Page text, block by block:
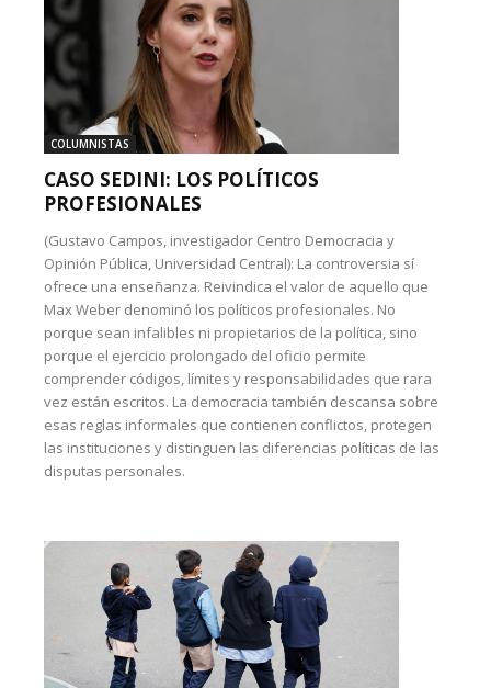
COLUMNISTAS
CASO SEDINI: LOS POLÍTICOS
PROFESIONALES
(Gustavo Campos, investigador Centro Democracia y
Opinión Pública, Universidad Central): La controversia sí
ofrece una enseñanza. Reivindica el valor de aquello que
Max Weber denominó los políticos profesionales. No
porque sean infalibles ni propietarios de la política, sino
porque el ejercicio prolongado del oficio permite
comprender códigos, límites y responsabilidades que rara
vez están escritos. La democracia también descansa sobre
esas reglas informales que contienen conflictos, protegen
las instituciones y distinguen las diferencias políticas de las
disputas personales.